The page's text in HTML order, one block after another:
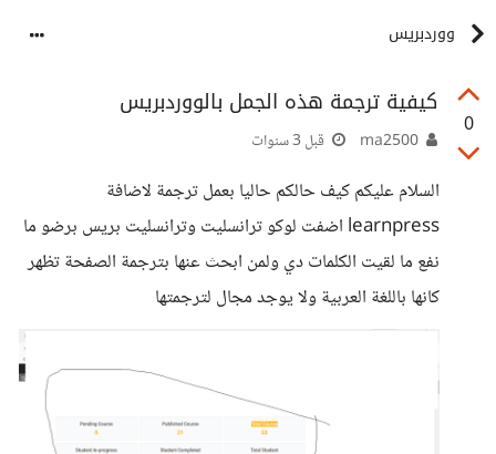
ووردبريس
0
كيفية ترجمة هذه الجمل بالووردبريس
قبل 3 سنوات
السلام عليكم كيف حالكم حاليا بعمل ترجمة لاضافة
learnpress اضفت لوكو ترانسليت وترانسليت بريس برضو ما
نفع ما لقيت الكلمات دي ولمن ابحث عنها بترجمة الصفحة تظهر
كانها باللغة العربية ولا يوجد مجال لترجمتها